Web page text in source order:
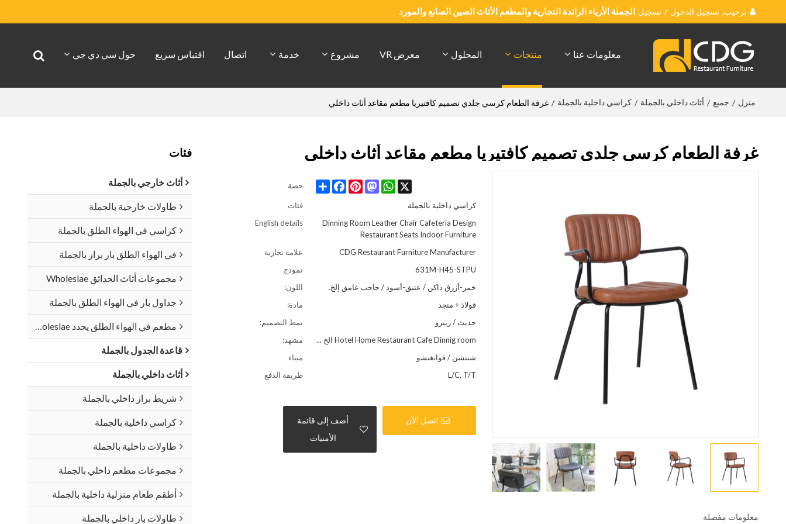
ترحيب, تسجيل الدخول / تسجيل الجملة الأزياء الرائدة التجارية والمطعم الأثاث الصين الصانع والمورد
معلومات عنا منتجات المحلول معرض VR مشروع خدمة اتصال اقتباس سريع حول سي دي جي
منزل / جميع / أثاث داخلي بالجملة / كراسي داخلية بالجملة / غرفة الطعام كرسي جلدي تصميم كافتيريا مطعم مقاعد أثاث داخلي
فئات
أثاث خارجي بالجملة
طاولات خارجية بالجملة
كراسي في الهواء الطلق بالجملة
في الهواء الطلق بار براز بالجملة
مجموعات أثاث الحدائق Wholeslae
جداول بار في الهواء الطلق بالجملة
مطعم في الهواء الطلق يحدد Wholeslae
قاعدة الجدول بالجملة
أثاث داخلي بالجملة
شريط براز داخلي بالجملة
كراسي داخلية بالجملة
طاولات داخلية بالجملة
مجموعات مطعم داخلي بالجملة
أطقم طعام منزلية داخلية بالجملة
طاولات بار داخلي بالجملة
غرفة الطعام كرسي جلدي تصميم كافتيريا مطعم مقاعد أثاث داخلي
حصة Share
FacebookPinterest
Mastodon
WhatsApp X
فئات
كراسي داخلية بالجملة
English details
Dinning Room Leather Chair Cafeteria Design
Restaurant Seats Indoor Furniture
علامة تجارية
CDG Restaurant Furniture Manufacturer
نموذج
631M-H45-STPU
اللون:
خمر-أزرق داكن / عتيق-أسود / حاجب غامق إلخ.
مادة:
فولاذ + منجد
نمط التصميم:
حديث / ريترو
مشهد:
Hotel Home Restaurant Cafe Dinnig room الخ ...
ميناء
شنتشن / قوانغتشو
طريقة الدفع
L/C, T/T
اتصل الآن
أضف إلى قائمة
الأمنيات
معلومات مفصلة